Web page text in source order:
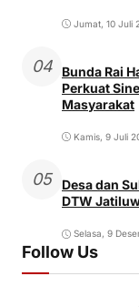
Jumat, 10 Juli
04
Bunda Rai
Perkuat
Masyarakat
Kamis, 9 Juli
05
Desa dan
DTW
Selasa, 9
Follow Us